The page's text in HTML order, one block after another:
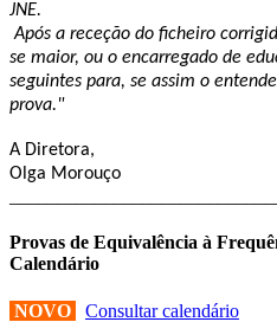
JNE.
Após a receção do ficheiro
se maior, ou o encarregado de
seguintes para, se assim o
prova."
A Diretora,
Olga Morouço
Provas de Equivalência à
Calendário
NOVO Consultar calendário